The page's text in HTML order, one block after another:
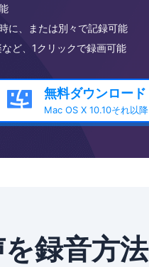
に、または別々で記録可能
ど、1クリックで録画可能
 無料ダウンロード
Mac OS X 10.10それ以降
録音方法